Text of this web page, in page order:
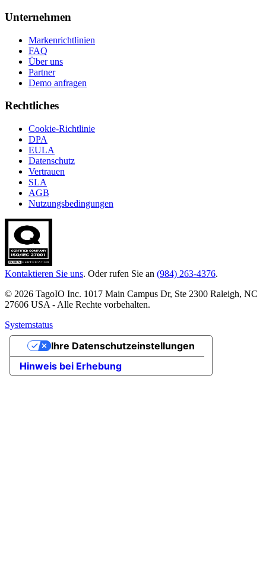
Unternehmen
Markenrichtlinien
FAQ
Über uns
Partner
Demo anfragen
Rechtliches
Cookie-Richtlinie
DPA
EULA
Datenschutz
Vertrauen
SLA
AGB
Nutzungsbedingungen
Kontaktieren Sie uns. Oder rufen Sie an (984) 263-4376.
© 2026 TagoIO Inc. 1017 Main Campus Dr, Ste 2300 Raleigh, NC
27606 USA - Alle Rechte vorbehalten.
Systemstatus
Hinweis bei Erhebung
Ihre Datenschutzeinstellungen